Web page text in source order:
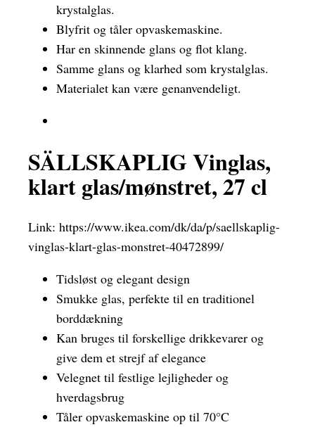
krystalglas.
Blyfrit og tåler opvaskemaskine.
Har en skinnende glans og flot klang.
Samme glans og klarhed som krystalglas.
Materialet kan være genanvendeligt.
SÄLLSKAPLIG Vinglas,
klart glas/mønstret, 27 cl
Link: https://www.ikea.com/dk/da/p/saellskaplig-
vinglas-klart-glas-monstret-40472899/
Tidsløst og elegant design
Smukke glas, perfekte til en traditionel
borddækning
Kan bruges til forskellige drikkevarer og
give dem et strejf af elegance
Velegnet til festlige lejligheder og
hverdagsbrug
Tåler opvaskemaskine op til 70°C